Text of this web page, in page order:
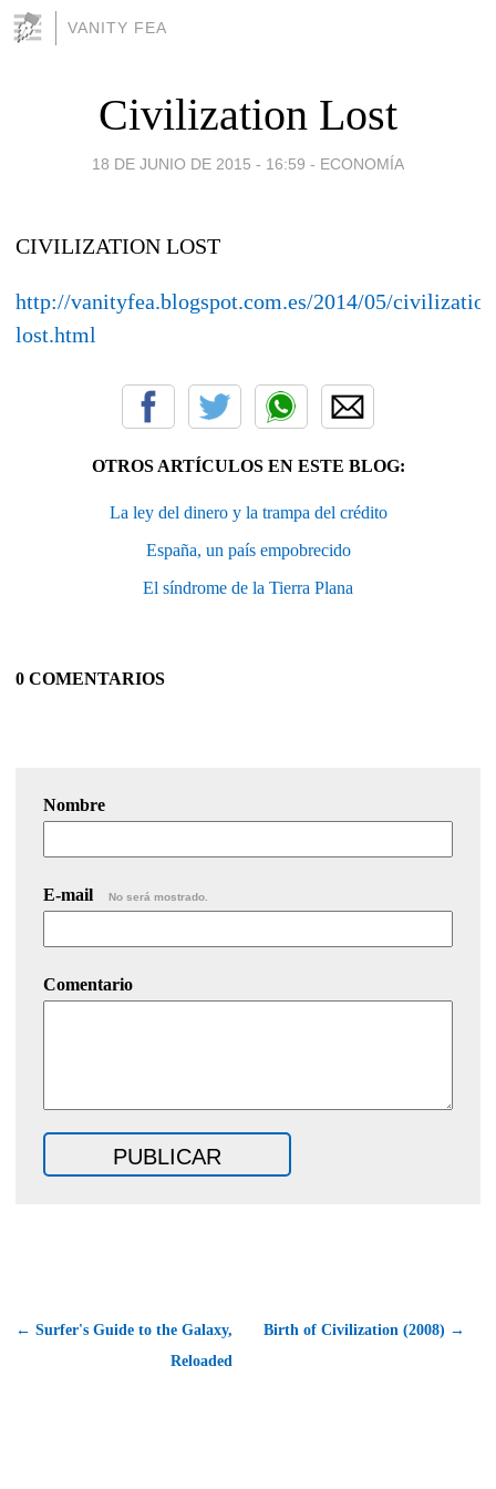
VANITY FEA
Civilization Lost
18 DE JUNIO DE 2015 - 16:59 - ECONOMÍA
CIVILIZATION LOST
http://vanityfea.blogspot.com.es/2014/05/
lost.html
OTROS ARTÍCULOS EN ESTE BLOG:
La ley del dinero y la trampa del crédito
España, un país empobrecido
El síndrome de la Tierra Plana
0 COMENTARIOS
Nombre
E-mail No será mostrado.
Comentario
← Surfer's Guide to the Galaxy,
Reloaded
Birth of Civilization (2008) →